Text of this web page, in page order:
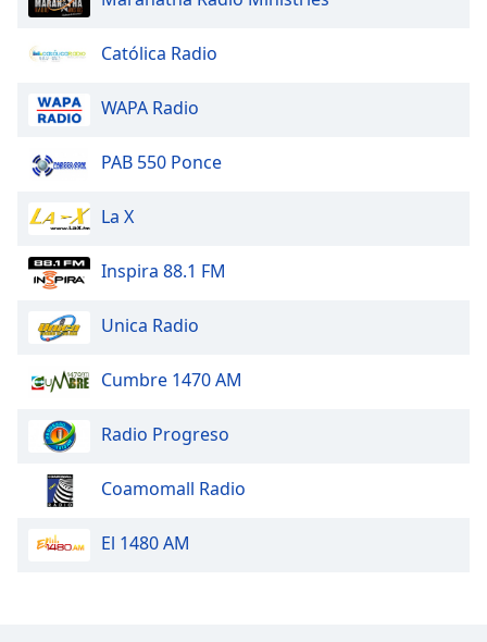
dialog
Escape
Opacity
Opacity
Católica Radio
WAPA Radio
PAB 550 Ponce
La X
Inspira 88.1 FM
Unica Radio
Cumbre 1470 AM
Radio Progreso
Coamomall Radio
El 1480 AM